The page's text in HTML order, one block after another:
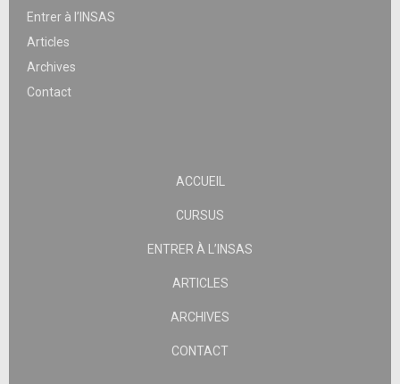
Entrer à l’INSAS
Articles
Archives
Contact
ACCUEIL
CURSUS
ENTRER À L’INSAS
ARTICLES
ARCHIVES
CONTACT